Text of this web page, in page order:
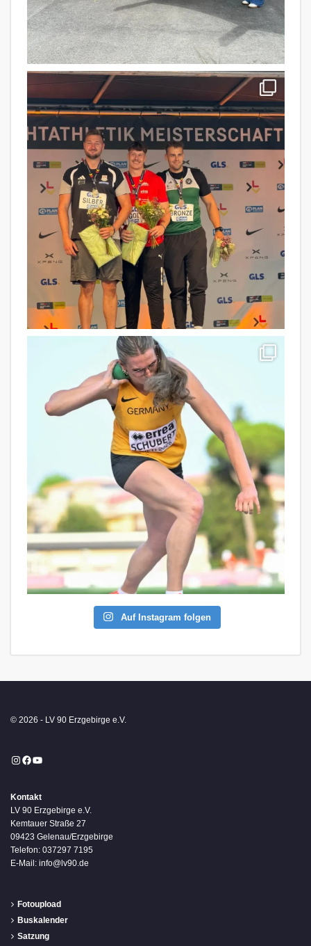
Auf Instagram folgen
© 2026 - LV 90 Erzgebirge e.V.
Instagram
Facebook
YouTube
Kontakt
LV 90 Erzgebirge e.V.
Kemtauer Straße 27
09423 Gelenau/Erzgebirge
Telefon: 037297 7195
E-Mail: info@lv90.de
Fotoupload
Buskalender
Satzung